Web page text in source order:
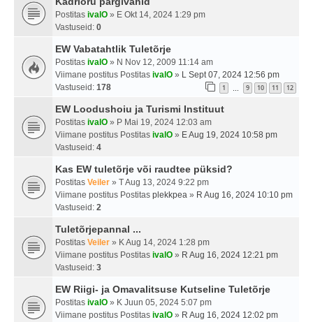
Postitas ivalO » E Okt 14, 2024 1:29 pm
Vastuseid: 0
EW Vabatahtlik Tuletõrje
Postitas ivalO » N Nov 12, 2009 11:14 am
Viimane postitus Postitas ivalO » L Sept 07, 2024 12:56 pm
Vastuseid: 178 1 9 10 11 12
EW Loodushoiu ja Turismi Instituut
Postitas ivalO » P Mai 19, 2024 12:03 am
Viimane postitus Postitas ivalO » E Aug 19, 2024 10:58 pm
Vastuseid: 4
Kas EW tuletõrje või raudtee püksid?
Postitas Veiler » T Aug 13, 2024 9:22 pm
Viimane postitus Postitas plekkpea » R Aug 16, 2024 10:10 pm
Vastuseid: 2
Tuletõrjepannal ...
Postitas Veiler » K Aug 14, 2024 1:28 pm
Viimane postitus Postitas ivalO » R Aug 16, 2024 12:21 pm
Vastuseid: 3
EW Riigi- ja Omavalitsuse Kutseline Tuletõrje
Postitas ivalO » K Juun 05, 2024 5:07 pm
Viimane postitus Postitas ivalO » R Aug 16, 2024 12:02 pm